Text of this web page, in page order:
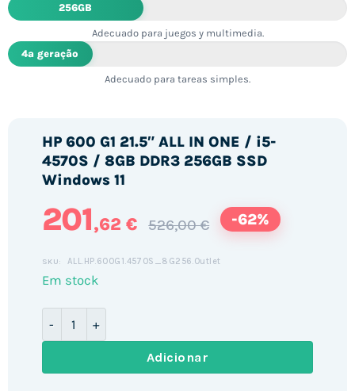
256GB
Adecuado para juegos y multimedia.
4ª geração
Adecuado para tareas simples.
HP 600 G1 21.5″ ALL IN ONE / i5-
4570S / 8GB DDR3 256GB SSD
Windows 11
201,62 € 526,00 € -62%
SKU: ALL.HP.600G1.4570S_8G256.Outlet
Em stock
Adicionar